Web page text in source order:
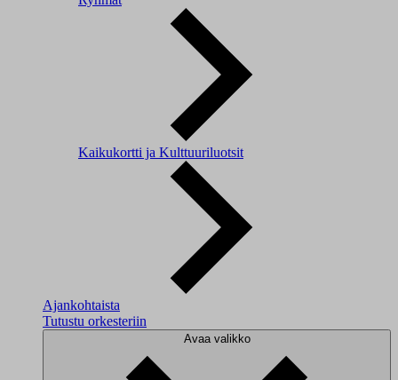
Kaikukortti ja Kulttuuriluotsit
Ajankohtaista
Tutustu orkesteriin
Avaa valikko